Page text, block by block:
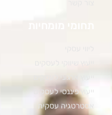
ייעוץ ארגוני לעסקים
ייעוץ פיננסי לעסקים
אסטרטגיה עסקית